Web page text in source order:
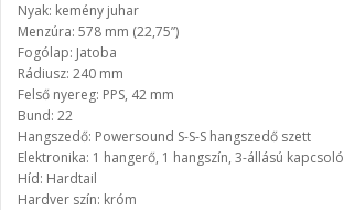
Nyak: kemény juhar
Menzúra: 578 mm (22,75”)
Fogólap: Jatoba
Rádiusz: 240 mm
Felső nyereg: PPS, 42 mm
Bund: 22
Hangszedő: Powersound S-S-S hangszedő szett
Elektronika: 1 hangerő, 1 hangszín, 3-állású kapcsoló
Híd: Hardtail
Hardver szín: króm